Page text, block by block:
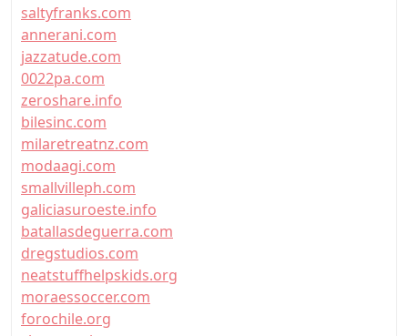
saltyfranks.com
annerani.com
jazzatude.com
0022pa.com
zeroshare.info
bilesinc.com
milaretreatnz.com
modaagi.com
smallvilleph.com
galiciasuroeste.info
batallasdeguerra.com
dregstudios.com
neatstuffhelpskids.org
moraessoccer.com
forochile.org